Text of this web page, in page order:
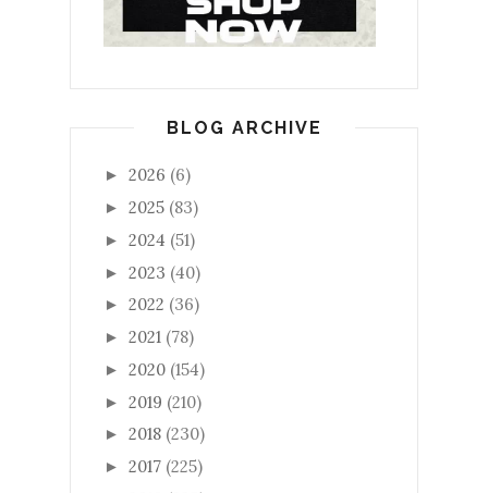
BLOG ARCHIVE
► 2026 (6)
► 2025 (83)
► 2024 (51)
► 2023 (40)
► 2022 (36)
► 2021 (78)
► 2020 (154)
► 2019 (210)
► 2018 (230)
► 2017 (225)